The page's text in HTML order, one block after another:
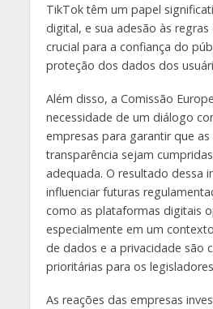
TikTok têm um papel
digital, e sua adesão às
crucial para a confiança do
proteção dos dados dos
Além disso, a Comissão
necessidade de um diálogo
empresas para garantir que
transparência sejam
adequada. O resultado dessa
influenciar futuras
como as plataformas digitais
especialmente em um
de dados e a privacidade são
prioritárias para os
As reações das empresas